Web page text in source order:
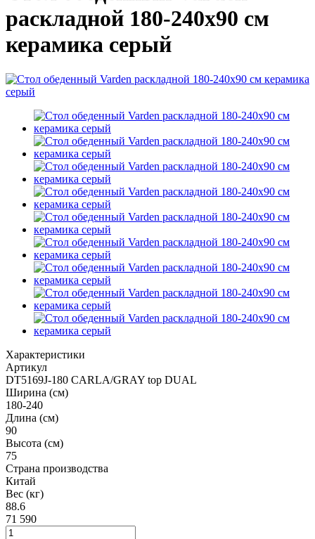
раскладной 180-240х90 см
керамика серый
Характеристики
Артикул
DT5169J-180 CARLA/GRAY top DUAL
Ширина (см)
180-240
Длина (см)
90
Высота (см)
75
Страна производства
Китай
Вес (кг)
88.6
71 590